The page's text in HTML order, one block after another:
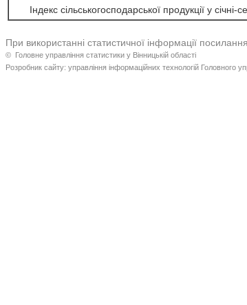
Індекс сільськогосподарської продукції у січні-
При використанні статистичної інформації
© Головне управління статистики у Вінницькій області
Розробник сайту: управління інформаційних технологій Головного